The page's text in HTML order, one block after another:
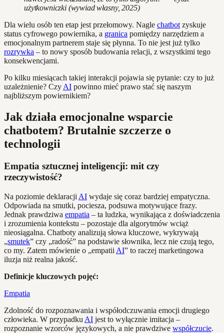
użytkowniczki (wywiad własny, 2025)
Dla wielu osób ten etap jest przełomowy. Nagle chatbot zyskuje
status cyfrowego powiernika, a granica pomiędzy narzędziem a
emocjonalnym partnerem staje się płynna. To nie jest już tylko
rozrywka – to nowy sposób budowania relacji, z wszystkimi tego
konsekwencjami.
Po kilku miesiącach takiej interakcji pojawia się pytanie: czy to już
uzależnienie? Czy AI powinno mieć prawo stać się naszym
najbliższym powiernikiem?
Jak działa emocjonalne wsparcie
chatbotem? Brutalnie szczerze o
technologii
Empatia sztucznej inteligencji: mit czy
rzeczywistość?
Na poziomie deklaracji AI wydaje się coraz bardziej empatyczna.
Odpowiada na smutki, pociesza, podsuwa motywujące frazy.
Jednak prawdziwa empatia – ta ludzka, wynikająca z doświadczenia
i zrozumienia kontekstu – pozostaje dla algorytmów wciąż
nieosiągalna. Chatboty analizują słowa kluczowe, wykrywają
„smutek” czy „radość” na podstawie słownika, lecz nie czują tego,
co my. Zatem mówienie o „empatii AI” to raczej marketingowa
iluzja niż realna jakość.
Definicje kluczowych pojęć:
Empatia
Zdolność do rozpoznawania i współodczuwania emocji drugiego
człowieka. W przypadku AI jest to wyłącznie imitacja –
rozpoznanie wzorców językowych, a nie prawdziwe współczucie.